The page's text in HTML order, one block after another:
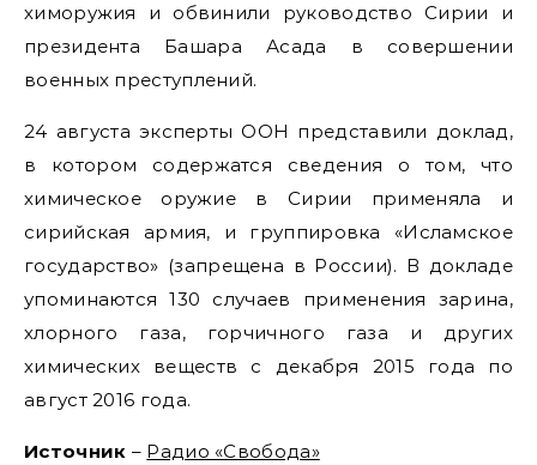
химоружия и обвинили руководство Сирии и
президента Башара Асада в совершении
военных преступлений.
24 августа эксперты ООН представили доклад,
в котором содержатся сведения о том, что
химическое оружие в Сирии применяла и
сирийская армия, и группировка «Исламское
государство» (запрещена в России). В докладе
упоминаются 130 случаев применения зарина,
хлорного газа, горчичного газа и других
химических веществ с декабря 2015 года по
август 2016 года.
Источник – Радио «Свобода»